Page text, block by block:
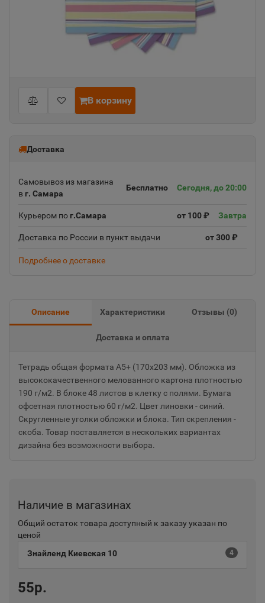
В корзину
Доставка
Самовывоз из магазина
в г. Самара
Бесплатно Сегодня, до 20:00
Курьером пог.Самара от 100 ₽ Завтра
Доставка по России в пункт выдачи от 300 ₽
Подробнее о доставке
Описание Характеристики Отзывы (0)
Доставка и оплата
Тетрадь общая формата А5+ (170х203 мм). Обложка из
высококачественного мелованного картона плотностью
190 г/м2. В блоке 48 листов в клетку с полями. Бумага
офсетная плотностью 60 г/м2. Цвет линовки - синий.
Скругленные уголки обложки и блока. Тип скрепления -
скоба. Товар поставляется в нескольких вариантах
дизайна без возможности выбора.
Наличие в магазинах
Общий остаток товара доступный к заказу указан по
ценой
Знайленд Киевская 10
4
55р.